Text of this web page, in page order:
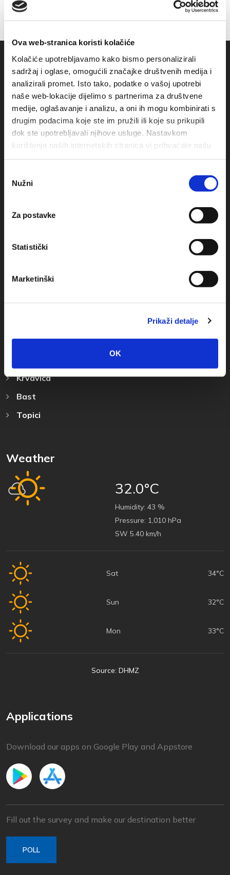
Ova web-stranica koristi kolačiće
Kolačiće upotrebljavamo kako bismo personalizirali
sadržaj i oglase, omogućili značajke društvenih medija i
analizirali promet. Isto tako, podatke o vašoj upotrebi
naše web-lokacije dijelimo s partnerima za društvene
medije, oglašavanje i analizu, a oni ih mogu kombinirati s
drugim podacima koje ste im pružili ili koje su prikupili
dok ste upotrebljavali njihove usluge. Nastavkom
korištenja naših internetskih stranica vi prihvaćate našu
pristanka
Nužni
Za postavke
Statistički
Marketinški
Prikaži detalje
OK
Obala sv. Nikole 31, Baška Voda
info@baskavoda.hr
Promajna
Krvavica
Bast
Topici
Weather
32.0°C
Humidity: 43 %
Pressure: 1,010 hPa
SW 5.40 km/h
Sat 34°C
Sun 32°C
Mon 33°C
Source: DHMZ
Applications
Download our apps on Google Play and Appstore
Fill out the survey and make our destination better
POLL